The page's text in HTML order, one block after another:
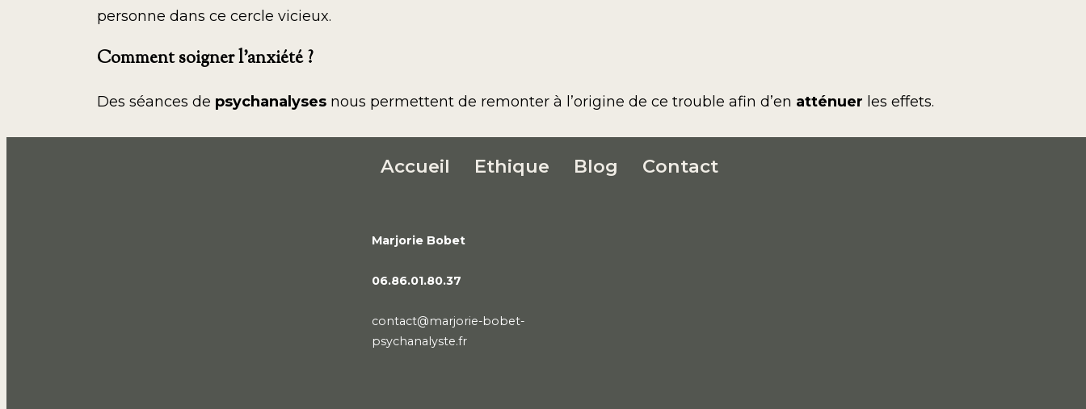
personne dans ce cercle vicieux.
Comment soigner l’anxiété ?
Des séances de psychanalyses nous permettent de remonter à l’origine de ce trouble afin d’en atténuer les effets.
Accueil Ethique Blog Contact
Marjorie Bobet
06.86.01.80.37
contact@marjorie-bobet-
psychanalyste.fr